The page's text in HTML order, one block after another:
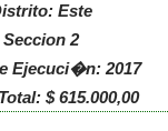
Este
Seccion 2
Ejecuci�n: 2017
$ 615.000,00